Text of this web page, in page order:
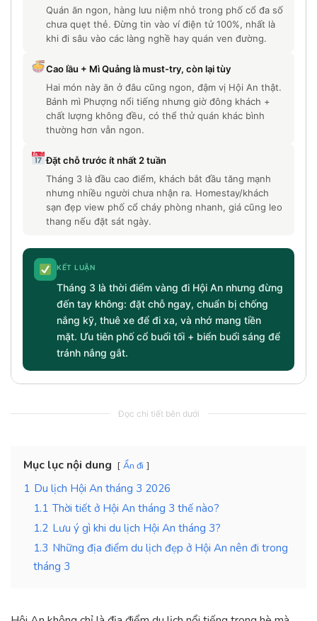
Quán ăn ngon, hàng lưu niệm nhỏ trong phố cổ đa số
chưa quẹt thẻ. Đừng tin vào ví điện tử 100%, nhất là
khi đi sâu vào các làng nghề hay quán ven đường.
Cao lầu + Mì Quảng là must-try, còn lại tùy
Hai món này ăn ở đâu cũng ngon, đậm vị Hội An thật.
Bánh mì Phượng nổi tiếng nhưng giờ đông khách +
chất lượng không đều, có thể thử quán khác bình
thường hơn vẫn ngon.
Đặt chỗ trước ít nhất 2 tuần
Tháng 3 là đầu cao điểm, khách bắt đầu tăng mạnh
nhưng nhiều người chưa nhận ra. Homestay/khách
sạn đẹp view phố cổ cháy phòng nhanh, giá cũng leo
thang nếu đặt sát ngày.
KẾT LUẬN
Tháng 3 là thời điểm vàng đi Hội An nhưng đừng
đến tay không: đặt chỗ ngay, chuẩn bị chống
nắng kỹ, thuê xe để đi xa, và nhớ mang tiền
mặt. Ưu tiên phố cổ buổi tối + biển buổi sáng để
tránh nắng gắt.
Đọc chi tiết bên dưới
Mục lục nội dung Ẩn đi
1 Du lịch Hội An tháng 3 2026
1.1 Thời tiết ở Hội An tháng 3 thế nào?
1.2 Lưu ý gì khi du lịch Hội An tháng 3?
1.3 Những địa điểm du lịch đẹp ở Hội An nên đi trong
tháng 3